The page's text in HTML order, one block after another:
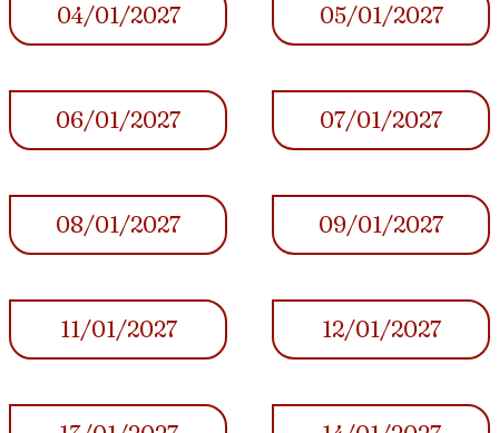
04/01/2027 05/01/2027
06/01/2027 07/01/2027
08/01/2027 09/01/2027
11/01/2027 12/01/2027